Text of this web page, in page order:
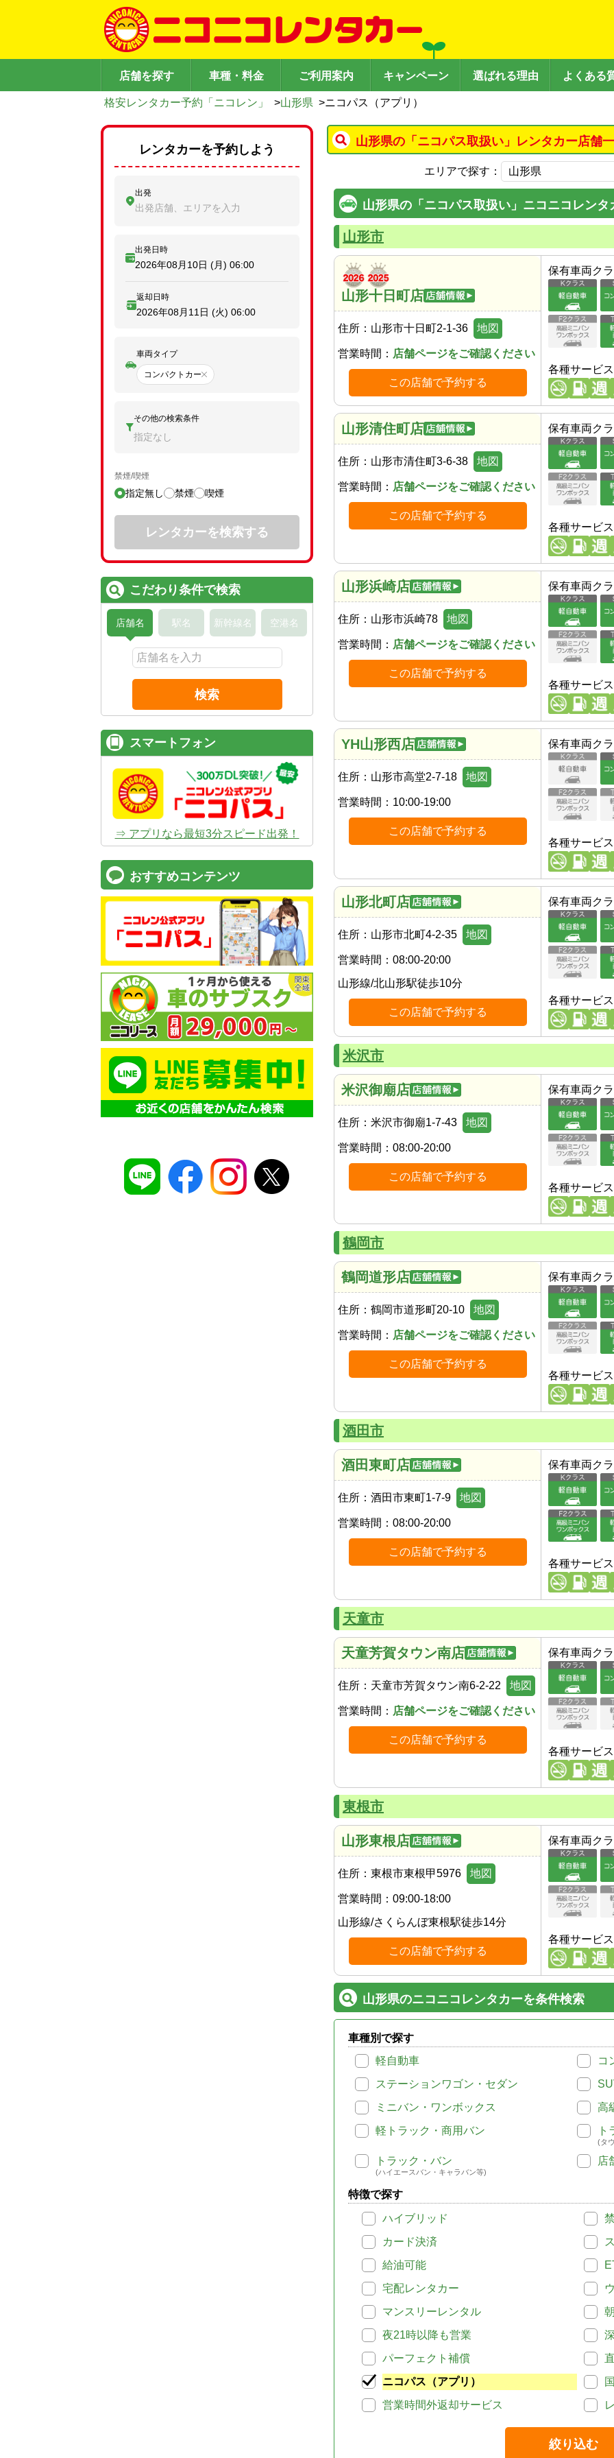
店舗を探す 車種・料金 ご利用案内 キャンペーン 選ばれる理由 よくある
格安レンタカー予約「ニコレン」 >山形県 >ニコパス（アプリ）
山形県の「ニコパス取扱い」レンタカー店舗
エリアで探す：
山形県の「ニコパス取扱い」ニコニコレンタ
山形市
山形十日町店
住所： 山形市十日町2-1-36 地図
営業時間： 店舗ページをご確認ください
この店舗で予約する
保有車両ク
各種サービス
山形清住町店
住所： 山形市清住町3-6-38 地図
営業時間： 店舗ページをご確認ください
この店舗で予約する
保有車両ク
各種サービス
山形浜崎店
住所： 山形市浜崎78 地図
営業時間： 店舗ページをご確認ください
この店舗で予約する
保有車両ク
各種サービス
YH山形西店
住所： 山形市高堂2-7-18 地図
営業時間： 10:00-19:00
この店舗で予約する
保有車両ク
各種サービス
山形北町店
住所： 山形市北町4-2-35 地図
営業時間： 08:00-20:00
山形線/北山形駅徒歩10分
この店舗で予約する
保有車両ク
各種サービス
米沢市
米沢御廟店
住所： 米沢市御廟1-7-43 地図
営業時間： 08:00-20:00
この店舗で予約する
保有車両ク
各種サービス
鶴岡市
鶴岡道形店
住所： 鶴岡市道形町20-10 地図
営業時間： 店舗ページをご確認ください
この店舗で予約する
保有車両ク
各種サービス
酒田市
酒田東町店
住所： 酒田市東町1-7-9 地図
営業時間： 08:00-20:00
この店舗で予約する
保有車両ク
各種サービス
天童市
天童芳賀タウン南店
住所： 天童市芳賀タウン南6-2-22 地図
営業時間： 店舗ページをご確認ください
この店舗で予約する
保有車両ク
各種サービス
東根市
山形東根店
住所： 東根市東根甲5976 地図
営業時間： 09:00-18:00
山形線/さくらんぼ東根駅徒歩14分
この店舗で予約する
保有車両ク
各種サービス
山形県のニコニコレンタカーを条件検索
車種別で探す
軽自動車
コ
ステーションワゴン・セダン
ミニバン・ワンボックス
高
軽トラック・商用バン
ト
(タ
トラック・バン
(ハイエースバン・キャラバン等)
店
特徴で探す
ハイブリッド
カード決済
給油可能
宅配レンタカー
マンスリーレンタル
夜21時以降も営業
パーフェクト補償
ニコパス（アプリ）
営業時間外返却サービス
絞り込む
レンタカーを予約しよう
出発
出発店舗、エリアを入力
出発日時
2026年08月10日 (月) 06:00
返却日時
2026年08月11日 (火) 06:00
車両タイプ
コンパクトカー
その他の検索条件
指定なし
禁煙/喫煙
指定無し 禁煙 喫煙
レンタカーを検索する
こだわり条件で検索
店舗名 駅名 新幹線名 空港名
検索
スマートフォン
⇒ アプリなら最短3分スピード出発！
おすすめコンテンツ